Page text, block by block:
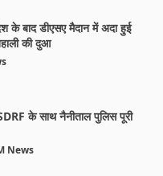
बाद डीएसए मैदान में अदा हुई
की दुआ
के साथ नैनीताल पुलिस पूरी
News